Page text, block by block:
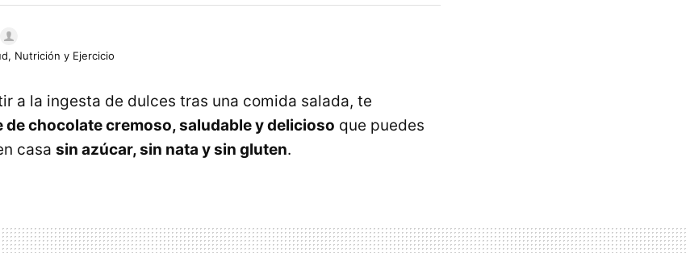
Nutrición y Ejercicio
a la ingesta de dulces tras una comida salada, te
de chocolate cremoso, saludable y delicioso que puedes
casa sin azúcar, sin nata y sin gluten.